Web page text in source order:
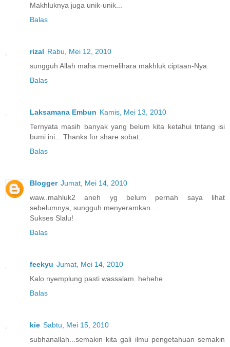
Makhluknya juga unik-unik...
Balas
rizal Rabu, Mei 12, 2010
sungguh Allah maha memelihara makhluk ciptaan-Nya.
Balas
Laksamana Embun Kamis, Mei 13, 2010
Ternyata masih banyak yang belum kita ketahui tntang isi
bumi ini... Thanks for share sobat..
Balas
Blogger Jumat, Mei 14, 2010
waw..mahluk2 aneh yg belum pernah saya lihat
sebelumnya, sungguh menyeramkan....
Sukses Slalu!
Balas
feekyu Jumat, Mei 14, 2010
Kalo nyemplung pasti wassalam. hehehe
Balas
kie Sabtu, Mei 15, 2010
subhanallah...semakin kita gali ilmu pengetahuan semakin